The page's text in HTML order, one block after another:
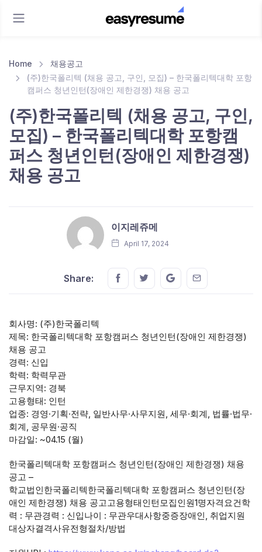
Home
채용공고
(주)한국폴리텍 (채용 공고, 구인, 모집) – 한국폴리텍대학 포항
캠퍼스 청년인턴(장애인 제한경쟁) 채용 공고
(주)한국폴리텍 (채용 공고, 구인,
모집) – 한국폴리텍대학 포항캠
퍼스 청년인턴(장애인 제한경쟁)
채용 공고
이지레쥬메
April 17, 2024
Share: Share this on FaceBook
Share this on Twitter
Share this on GMail
Share this on
회사명: (주)한국폴리텍
제목: 한국폴리텍대학 포항캠퍼스 청년인턴(장애인 제한경쟁)
채용 공고
경력: 신입
학력: 학력무관
근무지역: 경북
고용형태: 인턴
업종: 경영·기획·전략, 일반사무·사무지원, 세무·회계, 법률·법무·
회계, 공무원·공직
마감일: ~04.15 (월)
한국폴리텍대학 포항캠퍼스 청년인턴(장애인 제한경쟁) 채용
공고 –
학교법인한국폴리텍한국폴리텍대학 포항캠퍼스 청년인턴(장
애인 제한경쟁) 채용 공고고용형태인턴모집인원1명자격요건학
력 : 무관경력 : 신입나이 : 무관우대사항중증장애인, 취업지원
대상자결격사유전형절차/방법